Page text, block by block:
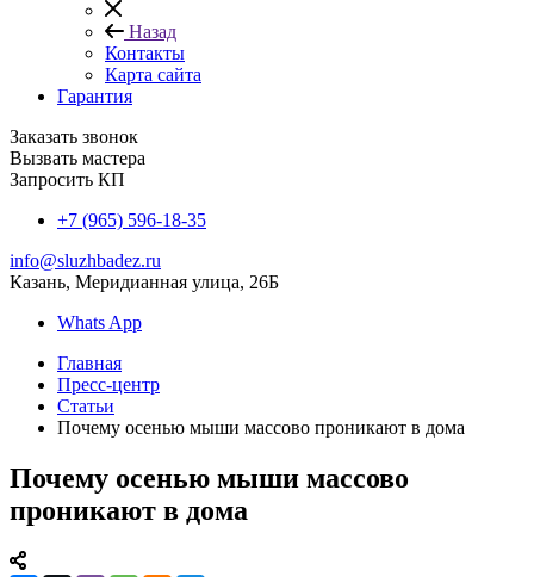
Назад
Контакты
Карта сайта
Гарантия
Заказать звонок
Вызвать мастера
Запросить КП
+7 (965) 596-18-35
info@sluzhbadez.ru
Казань, Меридианная улица, 26Б
Whats App
Главная
Пресс-центр
Статьи
Почему осенью мыши массово проникают в дома
Почему осенью мыши массово
проникают в дома